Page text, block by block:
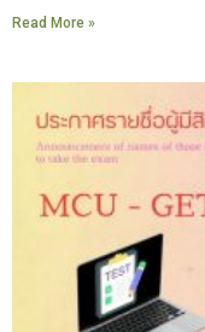
Read More »